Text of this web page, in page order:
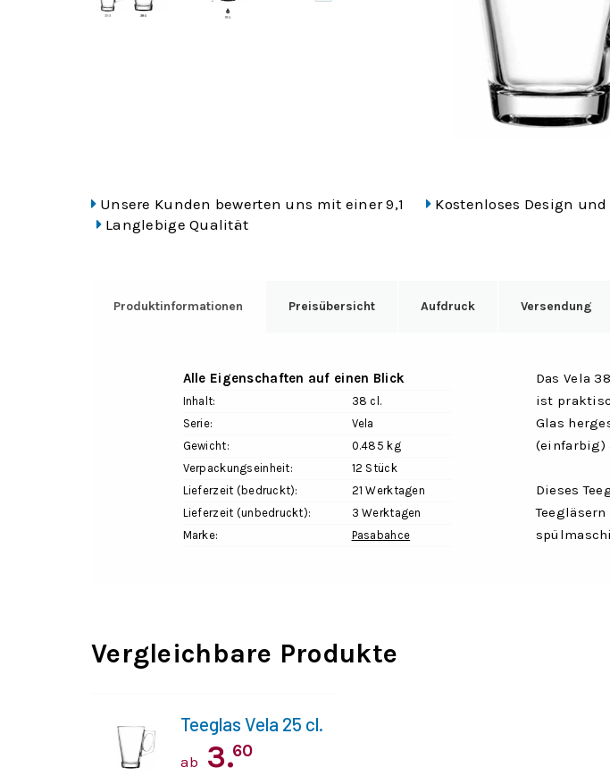
Unsere Kunden bewerten uns mit einer 9,1
Kostenloses Design
Langlebige Qualität
Produktinformationen Preisübersicht Aufdruck Versendung
Alle Eigenschaften auf einen Blick
Inhalt:
38 cl.
Serie:
Vela
Gewicht:
0.485 kg
Verpackungseinheit:
12 Stück
Lieferzeit (bedruckt):
21 Werktagen
Lieferzeit (unbedruckt):
3 Werktagen
Marke:
Pasabahce
Das Vela
ist
Glas
(einfarbig)
Dieses
Vergleichbare Produkte
Teeglas Vela 25 cl.
ab 3.60